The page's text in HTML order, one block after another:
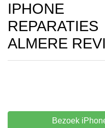
IPHONE
REPARATIES
ALMERE
Bezoek